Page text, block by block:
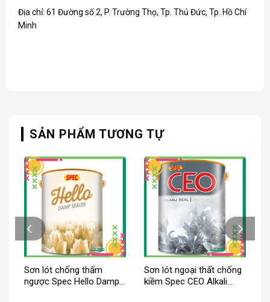
Địa chỉ: 61 Đường số 2, P. Trường Thọ, Tp. Thủ Đức, Tp. Hồ Chí
Minh
SẢN PHẨM TƯƠNG TỰ
Sơn lót chống thấm
ngược Spec Hello Damp
Sơn lót ngoại thất chống
kiềm Spec CEO Alkali